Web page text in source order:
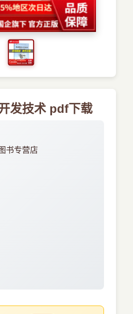
发技术 pdf下载
书专营店